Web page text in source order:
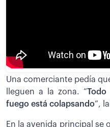
Una comerciante pedía
lleguen a la zona. “Todo
fuego está colapsando”,
En la avenida principal se